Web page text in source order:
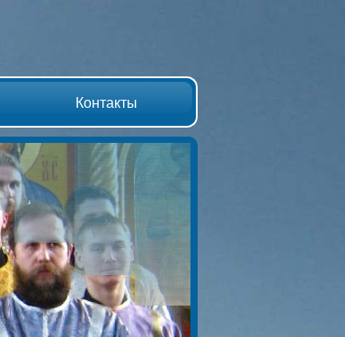
Контакты